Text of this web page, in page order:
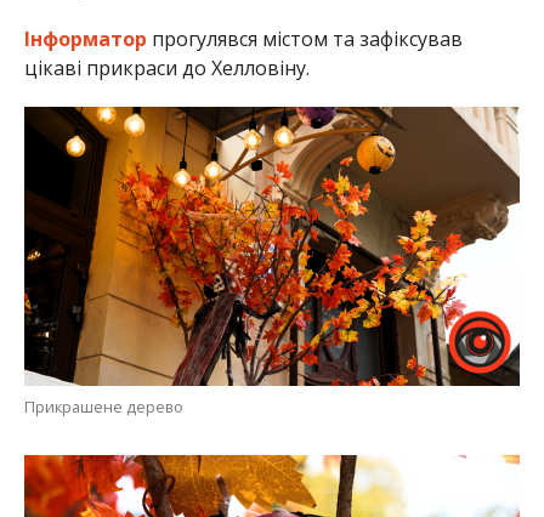
Інформатор прогулявся містом та зафіксував
цікаві прикраси до Хелловіну.
Прикрашене дерево